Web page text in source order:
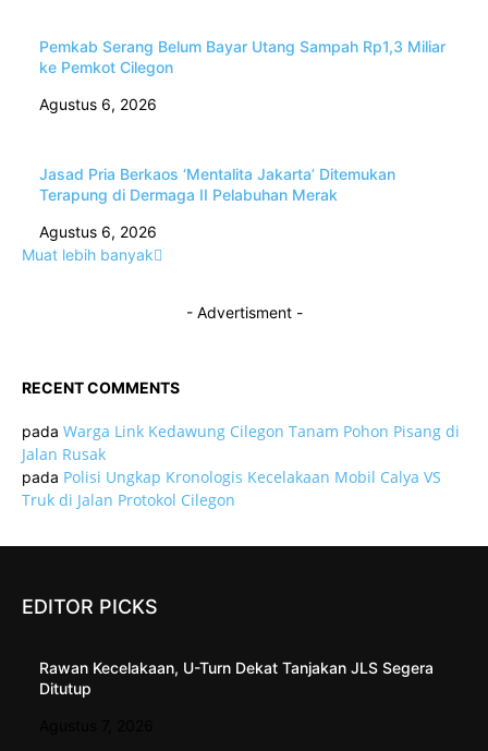
Pemkab Serang Belum Bayar Utang Sampah Rp1,3 Miliar
ke Pemkot Cilegon
Agustus 6, 2026
Jasad Pria Berkaos ‘Mentalita Jakarta’ Ditemukan
Terapung di Dermaga II Pelabuhan Merak
Agustus 6, 2026
Muat lebih banyak
- Advertisment -
RECENT COMMENTS
pada Warga Link Kedawung Cilegon Tanam Pohon Pisang di
Jalan Rusak
pada Polisi Ungkap Kronologis Kecelakaan Mobil Calya VS
Truk di Jalan Protokol Cilegon
EDITOR PICKS
Rawan Kecelakaan, U-Turn Dekat Tanjakan JLS Segera
Ditutup